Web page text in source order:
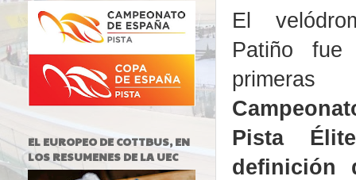
El
Patiño fue
primeras
Pista
definición
EL EUROPEO DE COTTBUS, EN
LOS RESUMENES DE LA UEC